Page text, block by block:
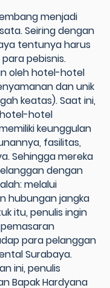
menjadi
Seiring dengan
tentunya harus
pebisnis.
oleh hotel-hotel
dan unik
keatas). Saat ini,
hotel
keunggulan
fasilitas,
Sehingga mereka
dengan
melalui
hubungan jangka
itu, penulis ingin
para pelanggan
Surabaya.
ini, penulis
Bapak Hardyana